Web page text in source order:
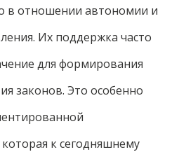
в отношении автономии и
Их поддержка часто
для формирования
законов. Это особенно
к сегодняшнему